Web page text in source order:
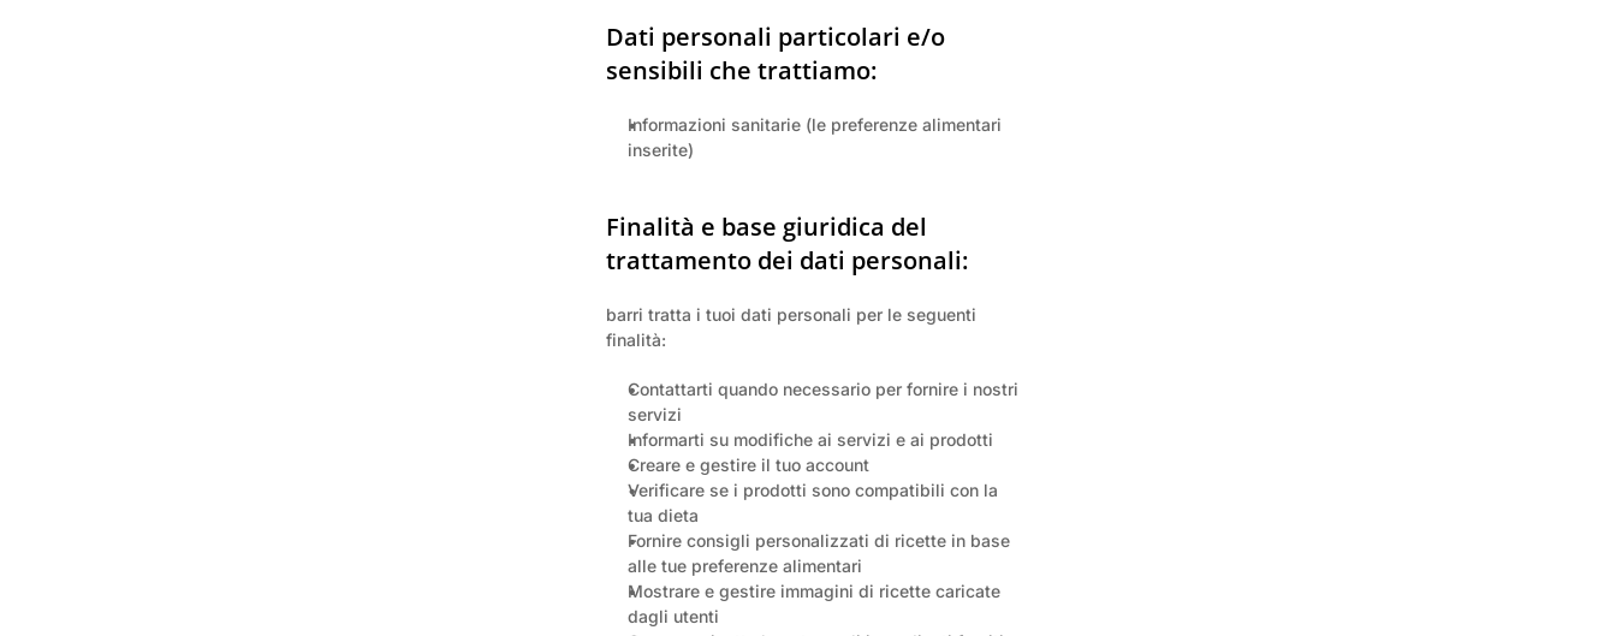
Dati personali particolari e/o
sensibili che trattiamo:
Informazioni sanitarie (le preferenze alimentari
inserite)
Finalità e base giuridica del
trattamento dei dati personali:
barri tratta i tuoi dati personali per le seguenti
finalità:
Contattarti quando necessario per fornire i nostri
servizi
Informarti su modifiche ai servizi e ai prodotti
Creare e gestire il tuo account
Verificare se i prodotti sono compatibili con la
tua dieta
Fornire consigli personalizzati di ricette in base
alle tue preferenze alimentari
Mostrare e gestire immagini di ricette caricate
dagli utenti